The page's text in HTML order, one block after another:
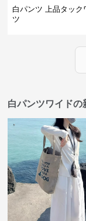
白パンツ 上品タック
ツ
白パンツワイドの